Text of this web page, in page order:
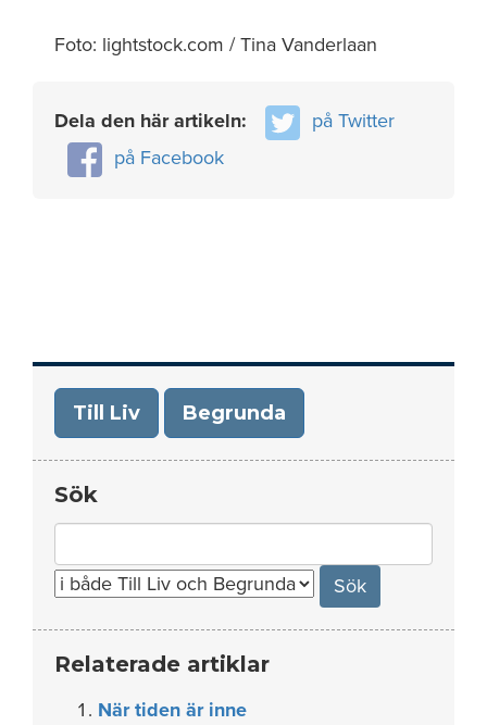
Foto: lightstock.com / Tina Vanderlaan
Dela den här artikeln:
på Twitter
på Facebook
Till Liv Begrunda
Sök
for:
Relaterade artiklar
När tiden är inne